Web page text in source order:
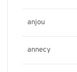
anjou
annecy